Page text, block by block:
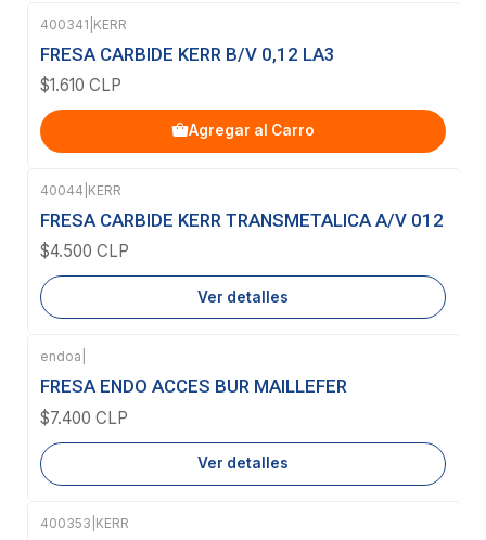
400341 KERR
FRESA CARBIDE KERR B/V 0,12 LA3
$1.610 CLP
Agregar al Carro
Agotado
40044 KERR
FRESA CARBIDE KERR TRANSMETALICA A/V 012
$4.500 CLP
Ver detalles
Agotado
endoa
FRESA ENDO ACCES BUR MAILLEFER
$7.400 CLP
Ver detalles
400353 KERR